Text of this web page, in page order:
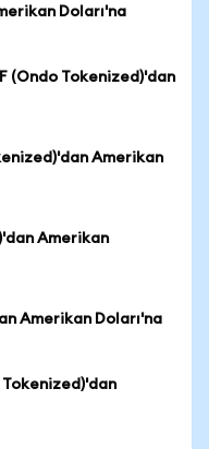
Doları'na
(Ondo Tokenized)'dan
Amerikan
Amerikan
Amerikan Doları'na
Tokenized)'dan